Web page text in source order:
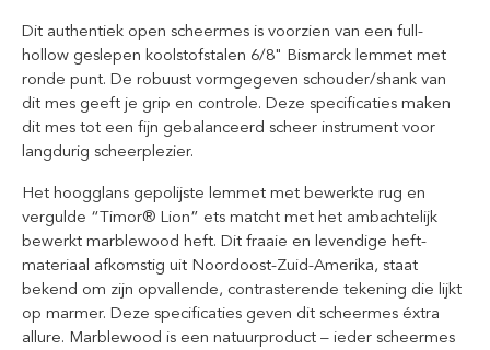
Dit authentiek open scheermes is voorzien van een full-
hollow geslepen koolstofstalen 6/8" Bismarck lemmet met
ronde punt. De robuust vormgegeven schouder/shank van
dit mes geeft je grip en controle. Deze specificaties maken
dit mes tot een fijn gebalanceerd scheer instrument voor
langdurig scheerplezier.
Het hoogglans gepolijste lemmet met bewerkte rug en
vergulde “Timor® Lion” ets matcht met het ambachtelijk
bewerkt marblewood heft. Dit fraaie en levendige heft-
materiaal afkomstig uit Noordoost-Zuid-Amerika, staat
bekend om zijn opvallende, contrasterende tekening die lijkt
op marmer. Deze specificaties geven dit scheermes éxtra
allure. Marblewood is een natuurproduct – ieder scheermes